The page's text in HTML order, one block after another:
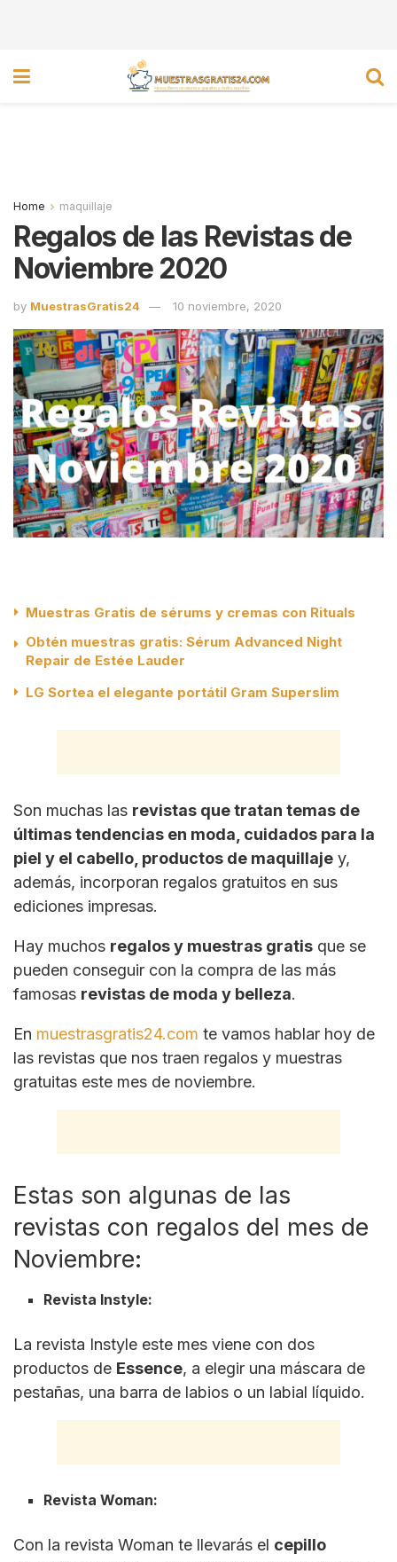
Home maquillaje
Regalos de las Revistas de
Noviembre 2020
by MuestrasGratis24 10 noviembre, 2020
Muestras Gratis de sérums y cremas con Rituals
Obtén muestras gratis: Sérum Advanced Night
Repair de Estée Lauder
LG Sortea el elegante portátil Gram Superslim
Son muchas las revistas que tratan temas de
últimas tendencias en moda, cuidados para la
piel y el cabello, productos de maquillaje y,
además, incorporan regalos gratuitos en sus
ediciones impresas.
Hay muchos regalos y muestras gratis que se
pueden conseguir con la compra de las más
famosas revistas de moda y belleza.
En muestrasgratis24.com te vamos hablar hoy de
las revistas que nos traen regalos y muestras
gratuitas este mes de noviembre.
Estas son algunas de las
revistas con regalos del mes de
Noviembre:
Revista Instyle:
La revista Instyle este mes viene con dos
productos de Essence, a elegir una máscara de
pestañas, una barra de labios o un labial líquido.
Revista Woman:
Con la revista Woman te llevarás el cepillo